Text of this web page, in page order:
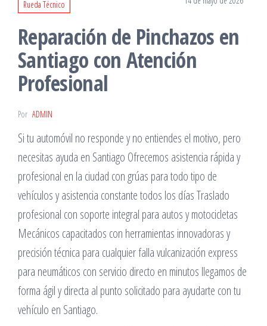
Rueda Técnico
Reparación de Pinchazos en
Santiago con Atención
Profesional
Por ADMIN
Si tu automóvil no responde y no entiendes el motivo, pero
necesitas ayuda en Santiago Ofrecemos asistencia rápida y
profesional en la ciudad con grúas para todo tipo de
vehículos y asistencia constante todos los días Traslado
profesional con soporte integral para autos y motocicletas
Mecánicos capacitados con herramientas innovadoras y
precisión técnica para cualquier falla vulcanización express
para neumáticos con servicio directo en minutos llegamos de
forma ágil y directa al punto solicitado para ayudarte con tu
vehículo en Santiago.